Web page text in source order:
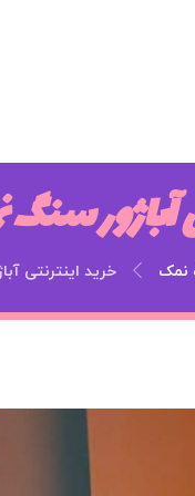
آباژور
نمک خرید اینترنتی